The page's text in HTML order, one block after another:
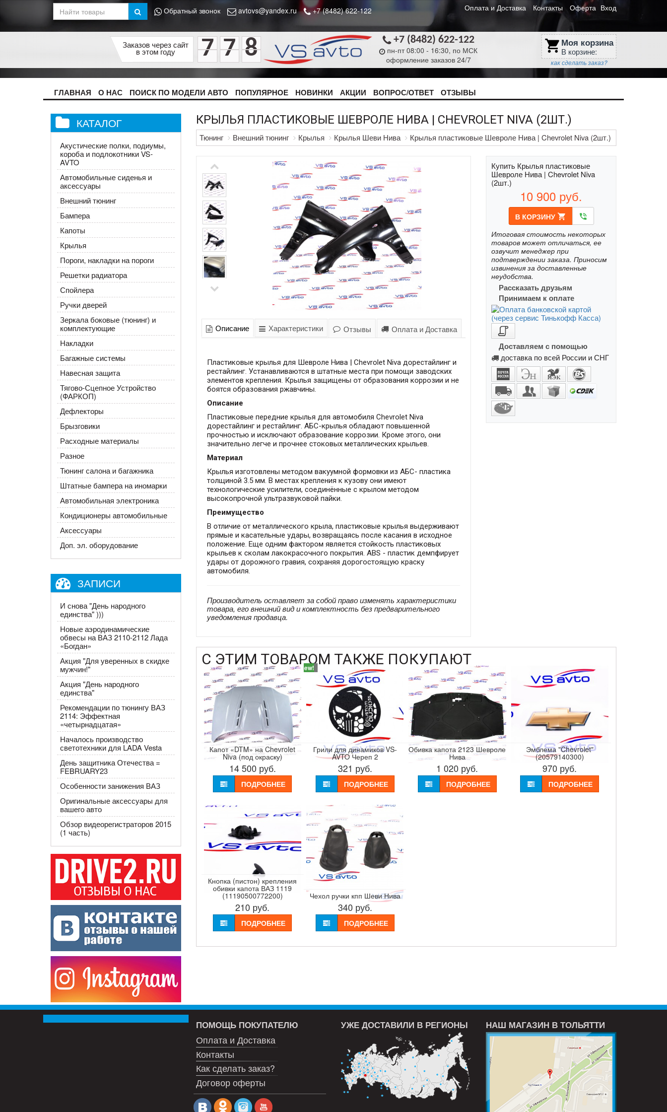
Обратный звонок avtovs@yandex.ru +7 (8482) 622-122 Оплата и Доставка Контакты Оферта Вход
Заказов через сайт
в этом году 7 7 8 +7 (8482) 622-122
пн-пт 08:00 - 16:30, по МСК
оформление заказов 24/7
shopping_cart Моя корзина
В корзине:
как сделать заказ?
ГЛАВНАЯ О НАС ПОИСК ПО МОДЕЛИ АВТО ПОПУЛЯРНОЕ НОВИНКИ АКЦИИ ВОПРОС/ОТВЕТ ОТЗЫВЫ
КАТАЛОГ
Акустические полки, подиумы,
короба и подлокотники VS-
AVTO
Автомобильные сиденья и
аксессуары
Внешний тюнинг
Бампера
Капоты
Крылья
Пороги, накладки на пороги
Решетки радиатора
Спойлера
Ручки дверей
Зеркала боковые (тюнинг) и
комплектующие
Накладки
Багажные системы
Навесная защита
Тягово-Сцепное Устройство
(ФАРКОП)
Дефлекторы
Брызговики
Расходные материалы
Разное
Тюнинг салона и багажника
Штатные бампера на иномарки
Автомобильная электроника
Кондиционеры автомобильные
Аксессуары
Доп. эл. оборудование
ЗАПИСИ
И снова "День народного
единства" )))
Новые аэродинамические
обвесы на ВАЗ 2110-2112 Лада
«Богдан»
​Акция "Для уверенных в скидке
мужчин!"
Акция "День народного
единства"
Рекомендации по тюнингу ВАЗ
2114: Эффектная
«четырнадцатая»
Началось производство
светотехники для LADA Vesta
День защитника Отечества =
FEBRUARY23
Особенности занижения ВАЗ
Оригинальные аксессуары для
вашего авто
Обзор видеорегистраторов 2015
(1 часть)
КРЫЛЬЯ ПЛАСТИКОВЫЕ ШЕВРОЛЕ НИВА | CHEVROLET NIVA (2ШТ.)
Тюнинг Внешний тюнинг Крылья Крылья Шеви Нива Крылья пластиковые Шевроле Нива | Chevrolet Niva (2шт.)
Описание Характеристики Отзывы Оплата и Доставка
Пластиковые крылья для Шевроле Нива | Chevrolet Niva дорестайлинг и
рестайлинг. Устанавливаются в штатные места при помощи заводских
элементов крепления. Крылья защищены от образования коррозии и не
боятся образования ржавчины.
Описание
Пластиковые передние крылья для автомобиля Chevrolet Niva
дорестайлинг и рестайлинг. АБС-крылья обладают повышенной
прочностью и исключают образование коррозии. Кроме этого, они
значительно легче и прочнее стоковых металлических крыльев.
Материал
Крылья изготовлены методом вакуумной формовки из АБС- пластика
толщиной 3.5 мм. В местах крепления к кузову они имеют
технологические усилители, соединённые с крылом методом
высокопрочной ультразвуковой пайки.
Преимущество
В отличие от металлического крыла, пластиковые крылья выдерживают
прямые и касательные удары, возвращаясь после касания в исходное
положение. Еще одним фактором является стойкость пластиковых
крыльев к сколам лакокрасочного покрытия. АBS - пластик демпфирует
удары от дорожного гравия, сохраняя дорогостоящую краску
автомобиля.
Производитель оставляет за собой право изменять характеристики
товара, его внешний вид и комплектность без предварительного
уведомления продавца.
Купить Крылья пластиковые
Шевроле Нива | Chevrolet Niva
(2шт.)
10 900 руб.
В КОРЗИНУ shopping_cart phone_in_talk
Итоговая стоимость некоторых
товаров может отличаться, ее
озвучит менеджер при
подтверждении заказа. Приносим
извинения за доставленные
неудобства.
Рассказать друзьям
Принимаем к оплате
Доставляем с помощью
доставка по всей России и СНГ
С ЭТИМ ТОВАРОМ ТАКЖЕ ПОКУПАЮТ
Капот «DTM» на Chevrolet
Niva (под окраску)
14 500 руб.
ПОДРОБНЕЕ
New!
Грили для динамиков VS-
AVTO Череп 2
321 руб.
ПОДРОБНЕЕ
Обивка капота 2123 Шевроле
Нива
1 020 руб.
ПОДРОБНЕЕ
Эмблема "Chevrolet"
(20579140300)
970 руб.
ПОДРОБНЕЕ
Кнопка (пистон) крепления
обивки капота ВАЗ 1119
(11190500772200)
210 руб.
ПОДРОБНЕЕ
Чехол ручки кпп Шеви Нива
340 руб.
ПОДРОБНЕЕ
ПОМОЩЬ ПОКУПАТЕЛЮ
Оплата и Доставка
Контакты
Как сделать заказ?
Договор оферты
УЖЕ ДОСТАВИЛИ В РЕГИОНЫ НАШ МАГАЗИН В ТОЛЬЯТТИ